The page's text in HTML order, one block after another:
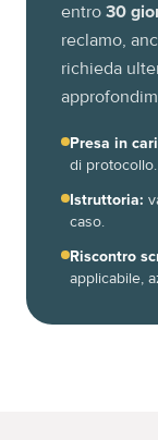
entro 30
reclamo,
richieda
Presa in
di protocollo.
Istruttoria:
caso.
Riscontro
applicabile,